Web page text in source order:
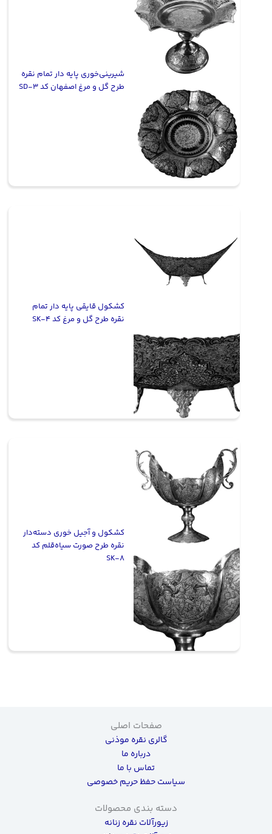
شیرینی‌خوری پایه دار تمام نقره
طرح گل و مرغ اصفهان کد SD-3
کشکول قایقی پایه دار تمام
نقره طرح گل و مرغ کد SK-4
کشکول و آجیل خوری دسته‌دار
نقره طرح صورت سیاه‌قلم کد
SK-8
صفحات اصلی
گالری نقره موذنی
درباره ما
تماس با ما
سیاست حفظ حریم خصوصی
دسته بندی محصولات
زیورآلات نقره زنانه